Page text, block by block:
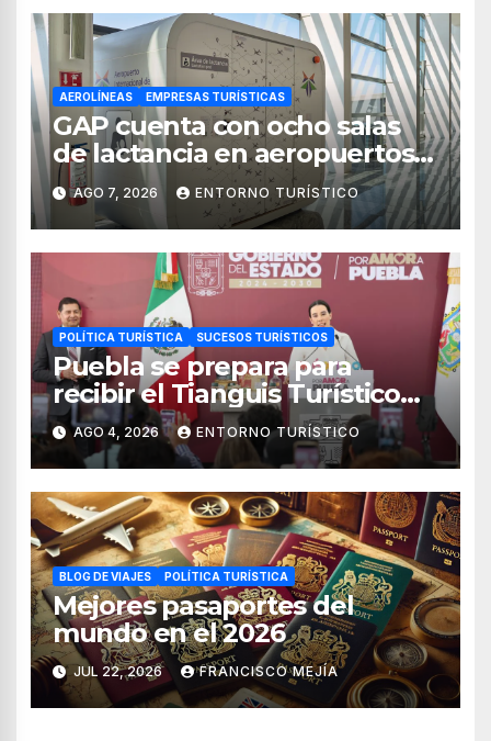
AEROLÍNEAS EMPRESAS TURÍSTICAS
GAP cuenta con ocho salas
de lactancia en aeropuertos
de México
AGO 7, 2026 ENTORNO TURÍSTICO
POLÍTICA TURÍSTICA SUCESOS TURÍSTICOS
Puebla se prepara para
recibir el Tianguis Turístico
México 2027
AGO 4, 2026 ENTORNO TURÍSTICO
BLOG DE VIAJES POLÍTICA TURÍSTICA
Mejores pasaportes del
mundo en el 2026
JUL 22, 2026 FRANCISCO MEJÍA